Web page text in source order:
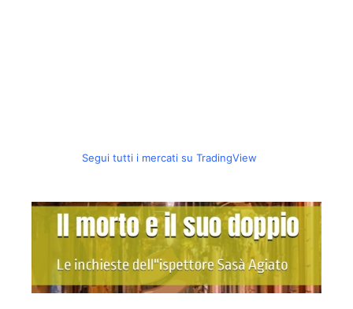
Segui tutti i mercati su TradingView